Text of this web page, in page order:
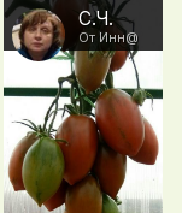
С.Ч.
От Инн@